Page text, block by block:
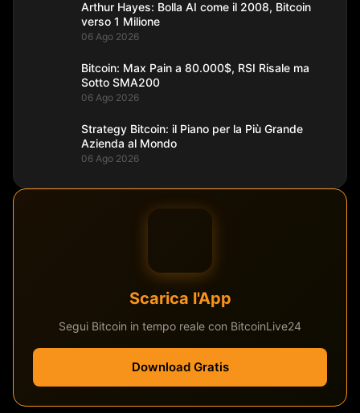
Arthur Hayes: Bolla AI come il 2008, Bitcoin
verso 1 Milione
06 Ago 2026
Bitcoin: Max Pain a 80.000$, RSI Risale ma
Sotto SMA200
06 Ago 2026
Strategy Bitcoin: il Piano per la Più Grande
Azienda al Mondo
06 Ago 2026
Scarica l'App
Segui Bitcoin in tempo reale con BitcoinLive24
Download Gratis